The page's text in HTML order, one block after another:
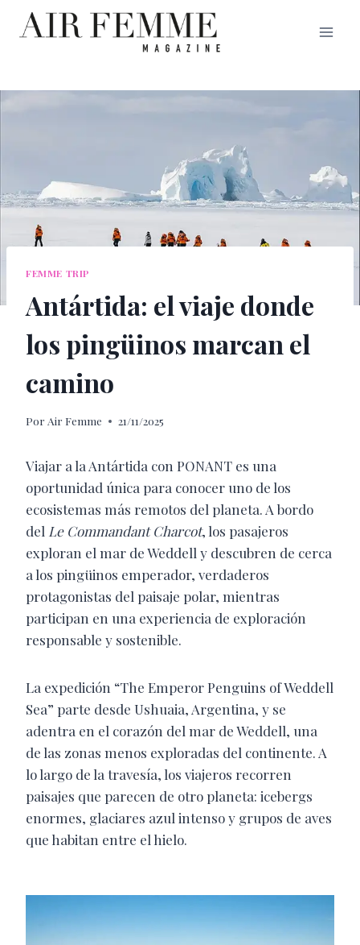
Saltar
FEMME TRIP
Antártida: el viaje donde
los pingüinos marcan el
camino
Por Air Femme 21/11/2025
Viajar a la Antártida con PONANT es una
oportunidad única para conocer uno de los
ecosistemas más remotos del planeta. A bordo
del Le Commandant Charcot, los pasajeros
exploran el mar de Weddell y descubren de cerca
a los pingüinos emperador, verdaderos
protagonistas del paisaje polar, mientras
participan en una experiencia de exploración
responsable y sostenible.
La expedición “The Emperor Penguins of Weddell
Sea” parte desde Ushuaia, Argentina, y se
adentra en el corazón del mar de Weddell, una
de las zonas menos exploradas del continente. A
lo largo de la travesía, los viajeros recorren
paisajes que parecen de otro planeta: icebergs
enormes, glaciares azul intenso y grupos de aves
que habitan entre el hielo.